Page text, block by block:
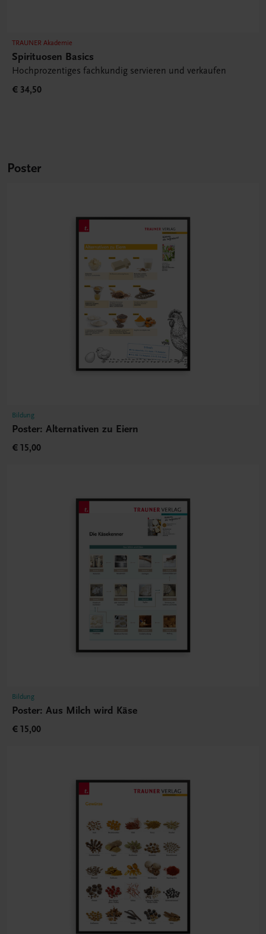
TRAUNER Akademie
Spirituosen Basics
Hochprozentiges fachkundig servieren und verkaufen
€ 34,50
Poster
Bildung
Poster: Alternativen zu Eiern
€ 15,00
Bildung
Poster: Aus Milch wird Käse
€ 15,00